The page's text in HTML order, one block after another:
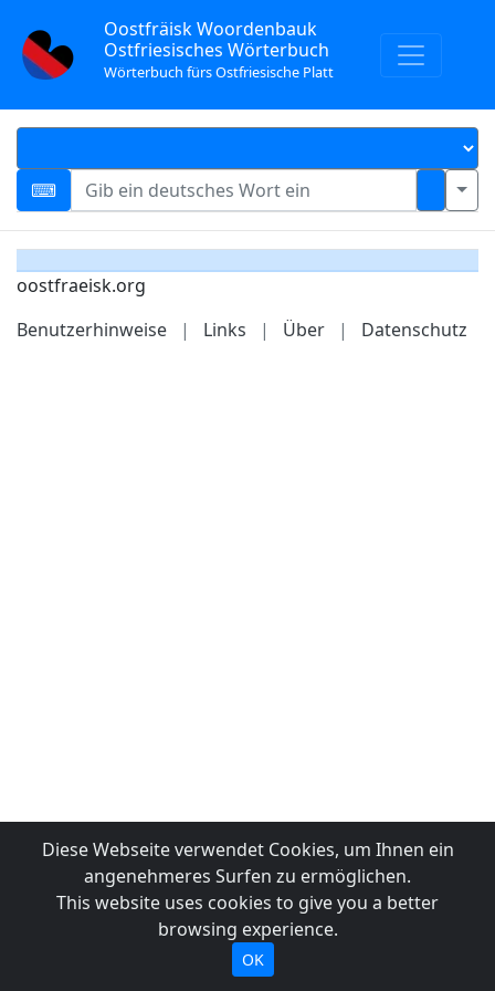
Oostfräisk Woordenbauk
Ostfriesisches Wörterbuch
Wörterbuch fürs Ostfriesische Platt
oostfraeisk.org
Benutzerhinweise
| Links | Über | Datenschutz
Diese Webseite verwendet Cookies, um Ihnen ein
angenehmeres Surfen zu ermöglichen.
This website uses cookies to give you a better
browsing experience.
OK